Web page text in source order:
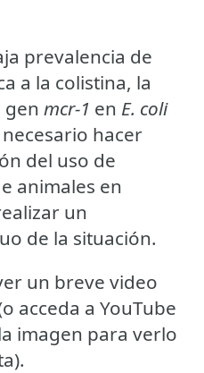
prevalencia de
a la colistina, la
gen mcr-1 en E. coli
hacer
del uso de
animales en
un
de la situación.
un breve video
acceda a YouTube
imagen para verlo